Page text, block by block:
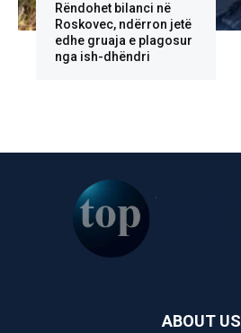
Rëndohet bilanci në
Roskovec, ndërron jetë
edhe gruaja e plagosur
nga ish-dhëndri
ABOUT US